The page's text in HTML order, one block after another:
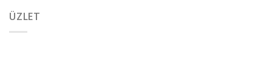
ÜZLET